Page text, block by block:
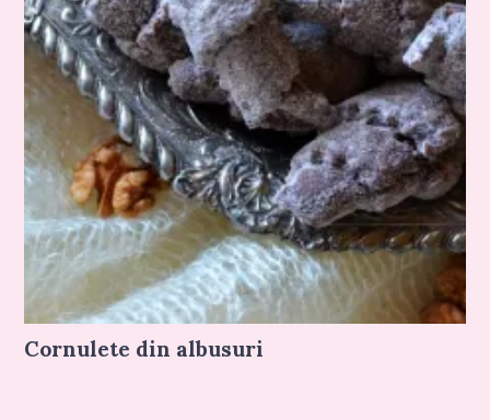
Cornulete din albusuri